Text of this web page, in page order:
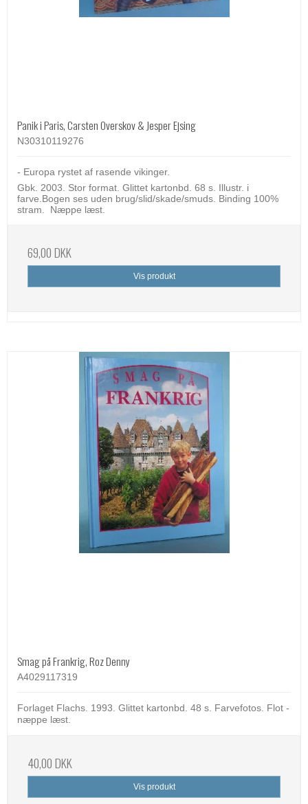
Panik i Paris, Carsten Overskov & Jesper Ejsing
N30310119276
- Europa rystet af rasende vikinger.
Gbk. 2003. Stor format. Glittet kartonbd. 68 s. Illustr. i
farve.Bogen ses uden brug/slid/skade/smuds. Binding 100%
stram. Næppe læst.
69,00 DKK
Vis produkt
Smag på Frankrig, Roz Denny
A4029117319
Forlaget Flachs. 1993. Glittet kartonbd. 48 s. Farvefotos. Flot -
næppe læst.
40,00 DKK
Vis produkt